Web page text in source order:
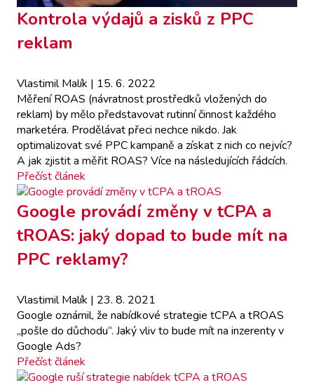
Kontrola výdajů a zisků z PPC
reklam
Vlastimil Malík | 15. 6. 2022
Měření ROAS (návratnost prostředků vložených do
reklam) by mělo představovat rutinní činnost každého
marketéra. Prodělávat přeci nechce nikdo. Jak
optimalizovat své PPC kampaně a získat z nich co nejvíc?
A jak zjistit a měřit ROAS? Více na následujících řádcích.
Přečíst článek
Google provádí změny v tCPA a
tROAS: jaký dopad to bude mít na
PPC reklamy?
Vlastimil Malík | 23. 8. 2021
Google oznámil, že nabídkové strategie tCPA a tROAS
„pošle do důchodu“. Jaký vliv to bude mít na inzerenty v
Google Ads?
Přečíst článek